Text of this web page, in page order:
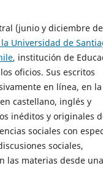
(junio y diciembre de
Universidad de
, institución de
oficios. Sus escritos
en línea, en la
castellano, inglés y
inéditos y originales
sociales con
sociales,
las materias desde una